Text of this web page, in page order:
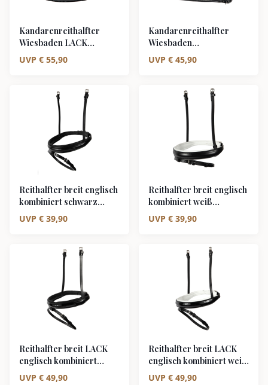
Kandarenreithalfter
Wiesbaden LACK
schwarz/silber schwarz
unterlegt
UVP € 55,90
Kandarenreithalfter
Wiesbaden
schwarz/silber schwarz
unterlegt
UVP € 45,90
Reithalfter breit englisch
kombiniert schwarz
unterlegt
UVP € 39,90
Reithalfter breit englisch
kombiniert weiß
unterlegt
UVP € 39,90
Reithalfter breit LACK
englisch kombiniert
schwarz unterlegt
UVP € 49,90
Reithalfter breit LACK
englisch kombiniert weiß
unterlegt
UVP € 49,90